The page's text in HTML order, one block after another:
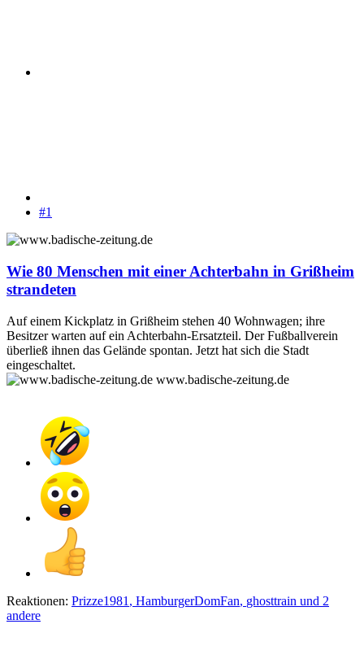
#1
Wie 80 Menschen mit einer Achterbahn in Grißheim
strandeten
Auf einem Kickplatz in Grißheim stehen 40 Wohnwagen; ihre
Besitzer warten auf ein Achterbahn-Ersatzteil. Der Fußballverein
überließ ihnen das Gelände spontan. Jetzt hat sich die Stadt
eingeschaltet.
www.badische-zeitung.de
Reaktionen: Prizze1981 , HamburgerDomFan, ghosttrain und 2
andere